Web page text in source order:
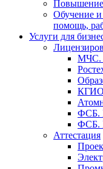
Обучение и
помощь,
Услуги для
МЧС.
ФСБ.
ФСБ.
Аттестация